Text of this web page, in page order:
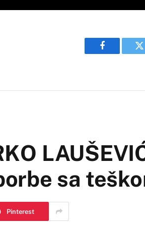
Facebook
sa
Pinterest